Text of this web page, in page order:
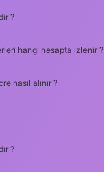
?
hangi hesapta izlenir ?
nasıl alınır ?
?